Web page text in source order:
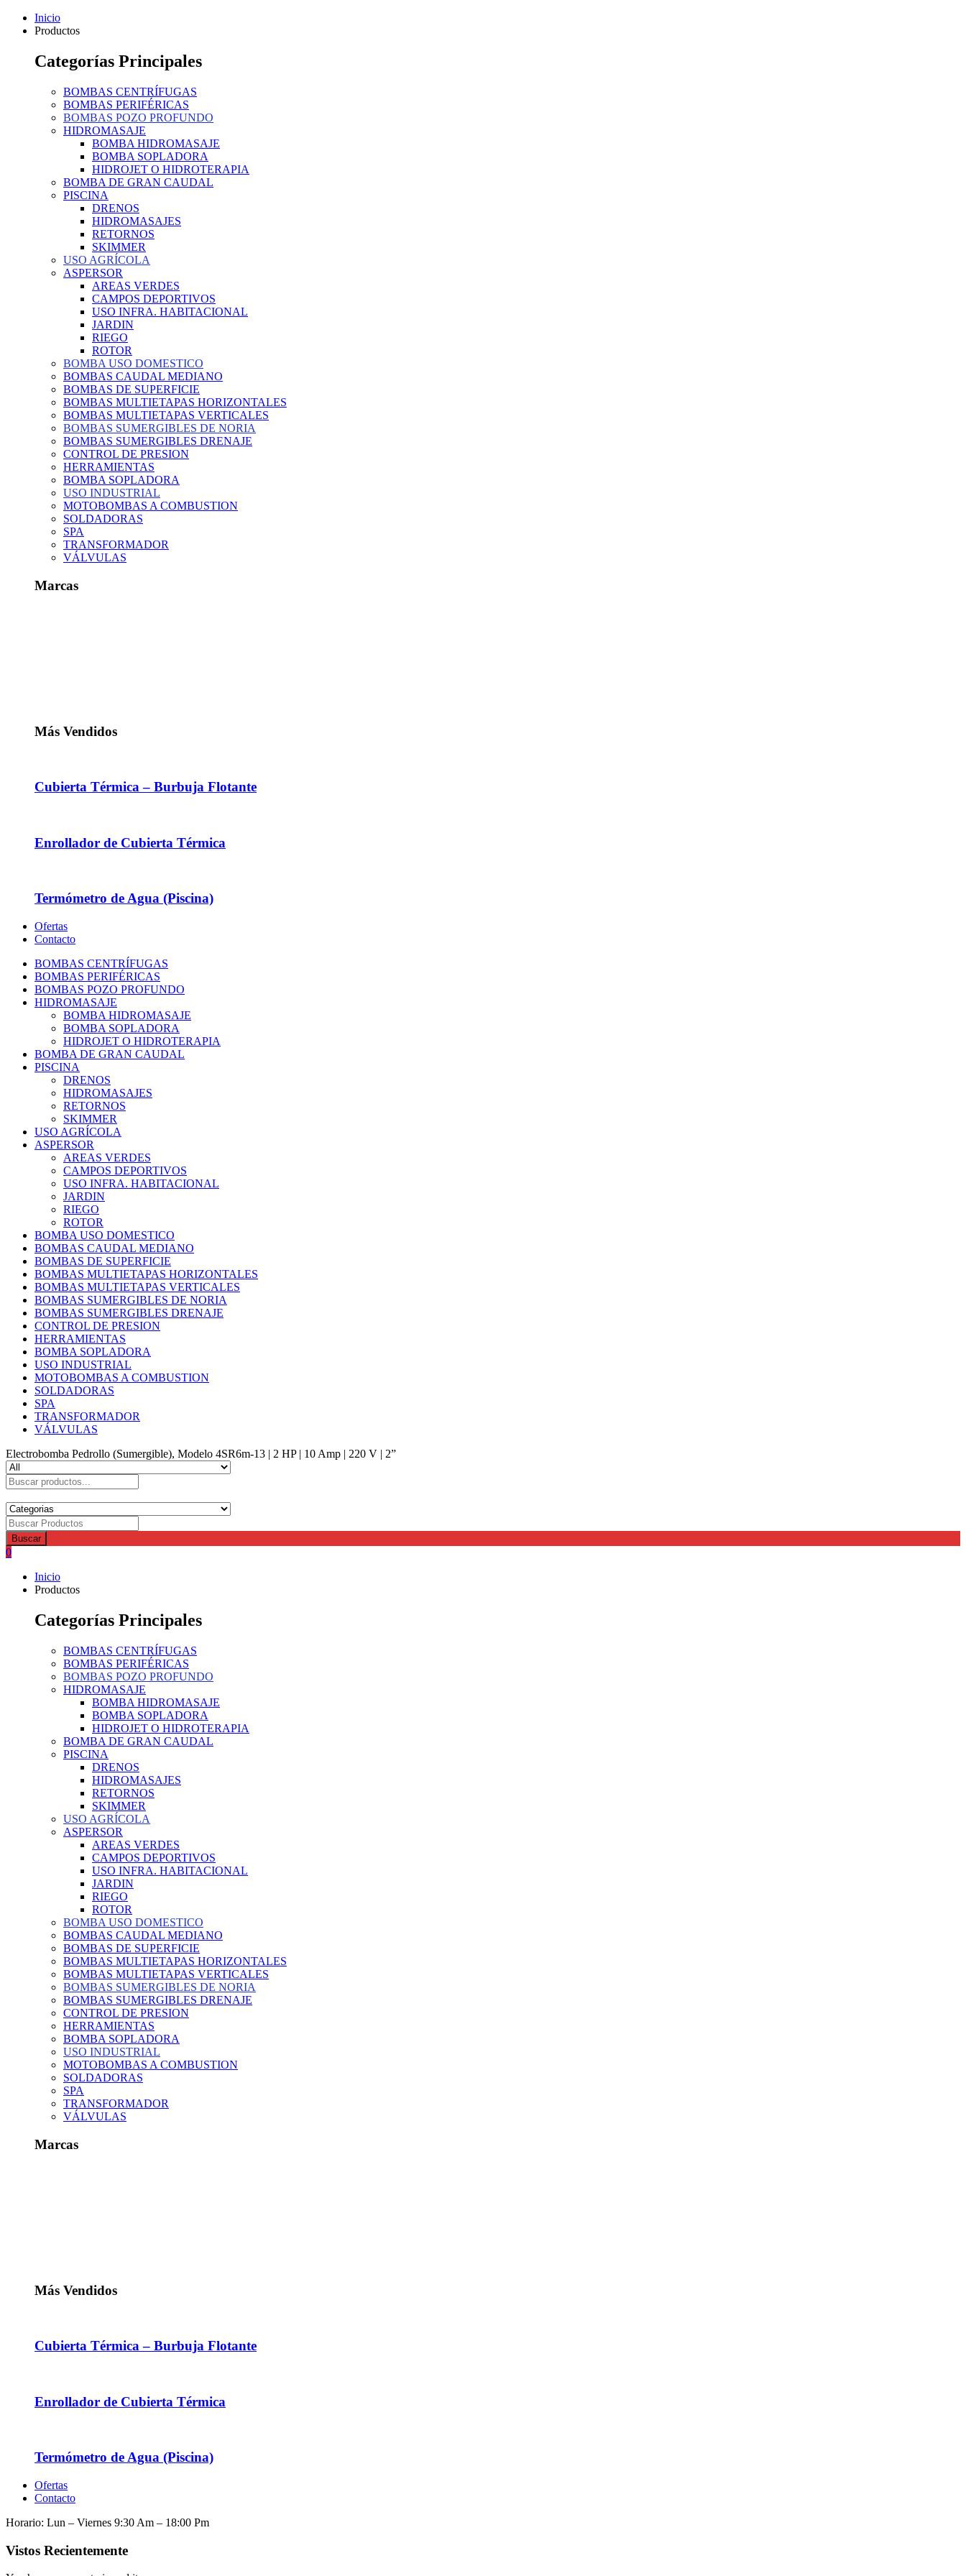
Inicio
Productos
Categorías Principales
BOMBAS CENTRÍFUGAS
BOMBAS PERIFÉRICAS
BOMBAS POZO PROFUNDO
HIDROMASAJE
BOMBA HIDROMASAJE
BOMBA SOPLADORA
HIDROJET O HIDROTERAPIA
BOMBA DE GRAN CAUDAL
PISCINA
DRENOS
HIDROMASAJES
RETORNOS
SKIMMER
USO AGRÍCOLA
ASPERSOR
AREAS VERDES
CAMPOS DEPORTIVOS
USO INFRA. HABITACIONAL
JARDIN
RIEGO
ROTOR
BOMBA USO DOMESTICO
BOMBAS CAUDAL MEDIANO
BOMBAS DE SUPERFICIE
BOMBAS MULTIETAPAS HORIZONTALES
BOMBAS MULTIETAPAS VERTICALES
BOMBAS SUMERGIBLES DE NORIA
BOMBAS SUMERGIBLES DRENAJE
CONTROL DE PRESION
HERRAMIENTAS
BOMBA SOPLADORA
USO INDUSTRIAL
MOTOBOMBAS A COMBUSTION
SOLDADORAS
SPA
TRANSFORMADOR
VÁLVULAS
Marcas
Más Vendidos
Cubierta Térmica – Burbuja Flotante
Enrollador de Cubierta Térmica
Termómetro de Agua (Piscina)
Ofertas
Contacto
BOMBAS CENTRÍFUGAS
BOMBAS PERIFÉRICAS
BOMBAS POZO PROFUNDO
HIDROMASAJE
BOMBA HIDROMASAJE
BOMBA SOPLADORA
HIDROJET O HIDROTERAPIA
BOMBA DE GRAN CAUDAL
PISCINA
DRENOS
HIDROMASAJES
RETORNOS
SKIMMER
USO AGRÍCOLA
ASPERSOR
AREAS VERDES
CAMPOS DEPORTIVOS
USO INFRA. HABITACIONAL
JARDIN
RIEGO
ROTOR
BOMBA USO DOMESTICO
BOMBAS CAUDAL MEDIANO
BOMBAS DE SUPERFICIE
BOMBAS MULTIETAPAS HORIZONTALES
BOMBAS MULTIETAPAS VERTICALES
BOMBAS SUMERGIBLES DE NORIA
BOMBAS SUMERGIBLES DRENAJE
CONTROL DE PRESION
HERRAMIENTAS
BOMBA SOPLADORA
USO INDUSTRIAL
MOTOBOMBAS A COMBUSTION
SOLDADORAS
SPA
TRANSFORMADOR
VÁLVULAS
Electrobomba Pedrollo (Sumergible), Modelo 4SR6m-13 | 2 HP | 10 Amp | 220 V | 2”
Buscar
0
Inicio
Productos
Categorías Principales
BOMBAS CENTRÍFUGAS
BOMBAS PERIFÉRICAS
BOMBAS POZO PROFUNDO
HIDROMASAJE
BOMBA HIDROMASAJE
BOMBA SOPLADORA
HIDROJET O HIDROTERAPIA
BOMBA DE GRAN CAUDAL
PISCINA
DRENOS
HIDROMASAJES
RETORNOS
SKIMMER
USO AGRÍCOLA
ASPERSOR
AREAS VERDES
CAMPOS DEPORTIVOS
USO INFRA. HABITACIONAL
JARDIN
RIEGO
ROTOR
BOMBA USO DOMESTICO
BOMBAS CAUDAL MEDIANO
BOMBAS DE SUPERFICIE
BOMBAS MULTIETAPAS HORIZONTALES
BOMBAS MULTIETAPAS VERTICALES
BOMBAS SUMERGIBLES DE NORIA
BOMBAS SUMERGIBLES DRENAJE
CONTROL DE PRESION
HERRAMIENTAS
BOMBA SOPLADORA
USO INDUSTRIAL
MOTOBOMBAS A COMBUSTION
SOLDADORAS
SPA
TRANSFORMADOR
VÁLVULAS
Marcas
Más Vendidos
Cubierta Térmica – Burbuja Flotante
Enrollador de Cubierta Térmica
Termómetro de Agua (Piscina)
Ofertas
Contacto
Horario: Lun – Viernes 9:30 Am – 18:00 Pm
Vistos Recientemente